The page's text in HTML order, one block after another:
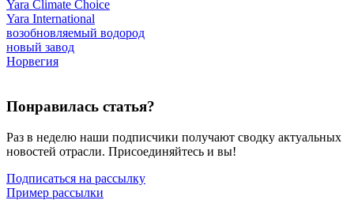
Yara Climate Choice
Yara International
возобновляемый водород
новый завод
Норвегия
Понравилась статья?
Раз в неделю наши подписчики получают сводку актуальных
новостей отрасли. Присоединяйтесь и вы!
Подписаться на рассылку
Пример рассылки